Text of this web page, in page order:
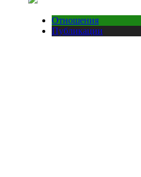
Отношения
Публикации